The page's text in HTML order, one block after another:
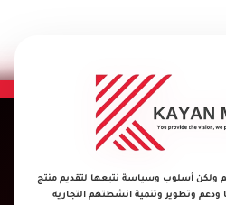
ولكن أسلوب وسياسة نتبعها لتقديم منتج
ودعم وتطوير وتنمية انشطتهم التجاريه